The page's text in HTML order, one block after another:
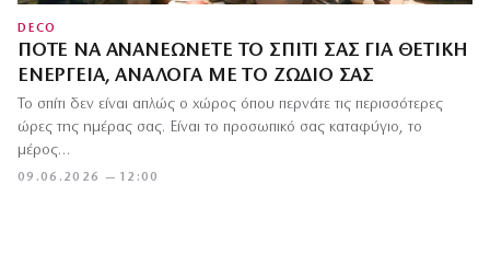
DECO
ΠΌΤΕ ΝΑ ΑΝΑΝΕΏΝΕΤΕ ΤΟ ΣΠΊΤΙ ΣΑΣ ΓΙΑ ΘΕΤΙΚΉ
ΕΝΈΡΓΕΙΑ, ΑΝΆΛΟΓΑ ΜΕ ΤΟ ΖΏΔΙΌ ΣΑΣ
09.06.2026 — 12:00
Το σπίτι δεν είναι απλώς ο χώρος όπου περνάτε τις περισσότερες
ώρες της ημέρας σας. Είναι το προσωπικό σας καταφύγιο, το
μέρος…